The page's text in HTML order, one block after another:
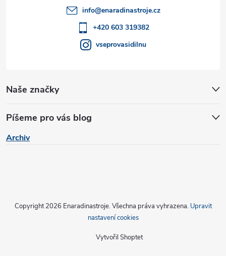
Naše značky
Píšeme pro vás blog
Archiv
info@enaradinastroje.cz
+420 603 319382
vseprovasidilnu
Vytvořil Shoptet
Copyright 2026 Enaradinastroje. Všechna práva vyhrazena. Upravit
nastavení cookies